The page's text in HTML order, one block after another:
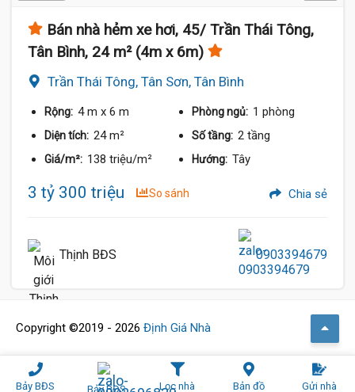
Bảy BĐS Bảy BĐS Lọc nhà Bản đồ Gửi nhà
Bán nhà hẻm xe hơi, 45/ Trần Thái Tông,
Tân Bình, 24 m² (4m x 6m)
Trần Thái Tông, Tân Sơn, Tân Bình
Rộng: 4 m x 6 m Phòng ngủ: 1 phòng
Diện tích: 24 m² Số tầng: 2 tầng
Giá/m²: 138 triệu/m² Hướng: Tây
3 tỷ 300 triệu So sánh Chia sẻ
Thịnh BĐS 0903394679
Copyright ©2019 - 2026 Định Giá Nhà